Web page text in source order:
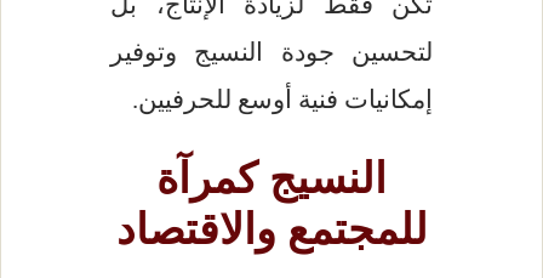
لتحسين جودة النسيج وتوفير
إمكانيات فنية أوسع للحرفيين.
النسيج كمرآة
للمجتمع والاقتصاد